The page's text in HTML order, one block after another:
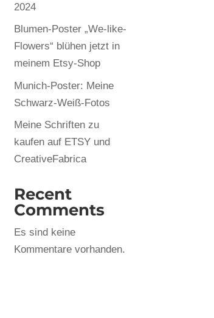
2024
Blumen-Poster „We-like-
Flowers“ blühen jetzt in
meinem Etsy-Shop
Munich-Poster: Meine
Schwarz-Weiß-Fotos
Meine Schriften zu
kaufen auf ETSY und
CreativeFabrica
Recent
Comments
Es sind keine
Kommentare vorhanden.